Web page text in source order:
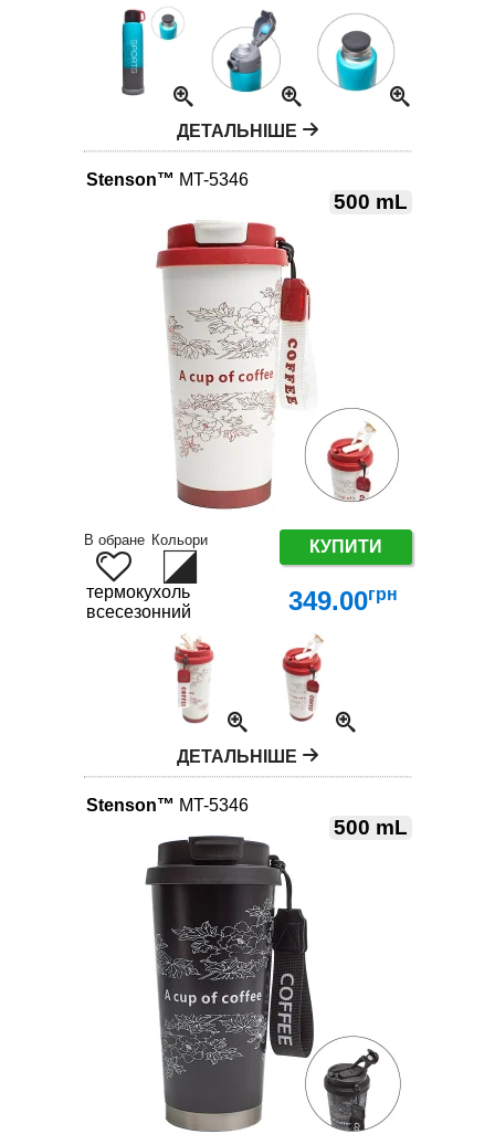
ДЕТАЛЬНІШЕ
Stenson™ MT-5346
500 mL
В обране Кольори КУПИТИ
термокухоль
всесезонний
349.00грн
ДЕТАЛЬНІШЕ
Stenson™ MT-5346
500 mL